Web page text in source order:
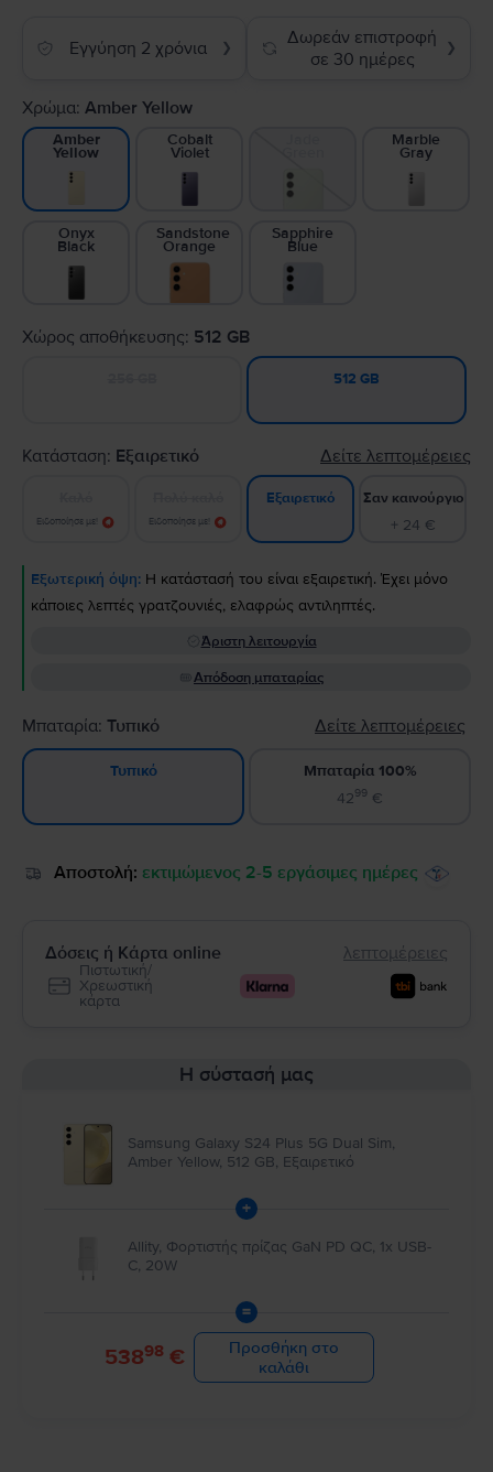
Εγγύηση 2 χρόνια ❯
Δωρεάν επιστροφή
σε 30 ημέρες
❯
Χρώμα: Amber Yellow
Amber
Yellow
Cobalt
Violet
Marble
Gray
Onyx
Black
Sandstone
Orange
Sapphire
Blue
Χώρος αποθήκευσης: 512 GB
512 GB
Κατάσταση: Εξαιρετικό Δείτε λεπτομέρειες
Ειδοποίησε με! Ειδοποίησε με!
Εξαιρετικό Σαν καινούργιο
+ 24 €
Εξωτερική όψη: Η κατάστασή του είναι εξαιρετική. Έχει μόνο
κάποιες λεπτές γρατζουνιές, ελαφρώς αντιληπτές.
Άριστη λειτουργία
Απόδοση μπαταρίας
Μπαταρία: Τυπικό Δείτε λεπτομέρειες
Τυπικό
Μπαταρία 100%
4299 €
Αποστολή: εκτιμώμενος 2-5 εργάσιμες ημέρες
Δόσεις ή Κάρτα online λεπτομέρειες
Πιστωτική/
Χρεωστική
κάρτα
Η σύστασή μας
Samsung Galaxy S24 Plus 5G Dual Sim,
Amber Yellow, 512 GB, Εξαιρετικό
+
Allity, Φορτιστής πρίζας GaN PD QC, 1x USB-
C, 20W
=
53898€
Προσθήκη στο
καλάθι